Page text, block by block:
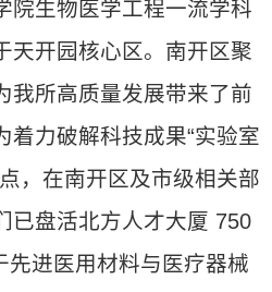
院生物医学工程一流学科
天开园核心区。南开区聚
我所高质量发展带来了前
着力破解科技成果“实验室
，在南开区及市级相关部
已盘活北方人才大厦 750
先进医用材料与医疗器械